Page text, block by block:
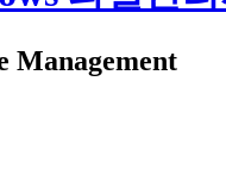
Management